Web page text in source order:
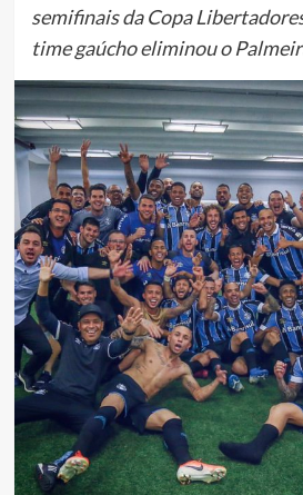
semifinais da Copa
time gaúcho eliminou o